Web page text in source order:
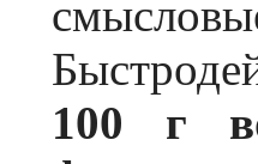
100 г